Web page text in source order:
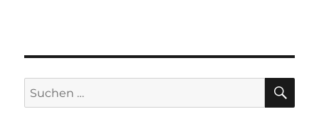
Suchen
nach: